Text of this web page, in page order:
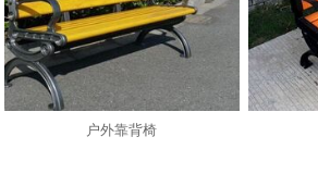
户外靠背椅